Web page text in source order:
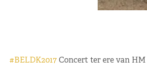
#BELDK2017Concert ter ere van